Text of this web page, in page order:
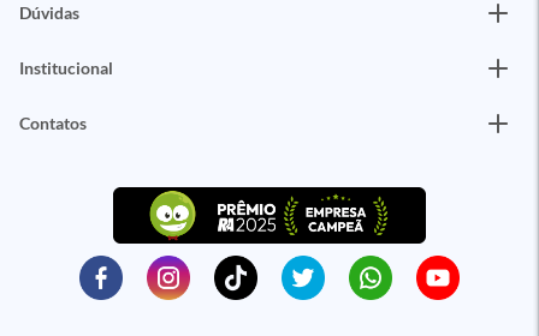
Dúvidas
Institucional
Contatos